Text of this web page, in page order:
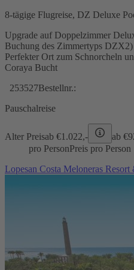
8-tägige Flugreise, DZ Deluxe
Upgrade auf Doppelzimmer
Buchung des Zimmertyps
Perfekter Ort zum Schnorcheln
Coraya Bucht
253527Bestellnr.:
Pauschalreise
Alter Preisab €1.022,- ab €
pro PersonPreis pro Person
Lopesan Costa Meloneras Resort